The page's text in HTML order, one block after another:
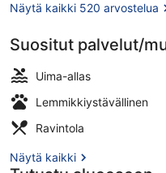
Näytä kaikki 520 arvostelua
Suositut palvelut/
Uima-allas
Lemmikkiystävällinen
Ravintola
Näytä kaikki